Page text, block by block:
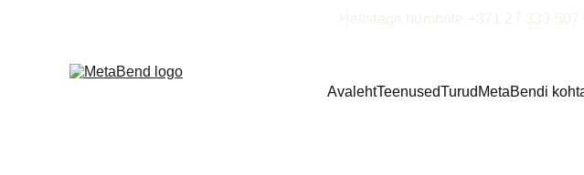
Helistage numbrile +371 27 333
AvalehtTeenusedTurud MetaBendi